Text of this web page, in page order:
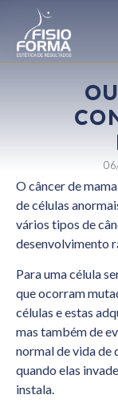
O câncer de
de células
vários tipos de
desenvolvimento
Para uma célula
que ocorram
células e estas
mas também de
normal de vida de
quando elas
instala.